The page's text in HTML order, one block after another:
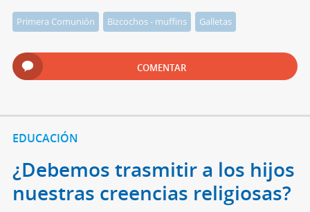
Primera Comunión Bizcochos - muffins Galletas
COMENTAR
EDUCACIÓN
¿Debemos trasmitir a los hijos
nuestras creencias religiosas?